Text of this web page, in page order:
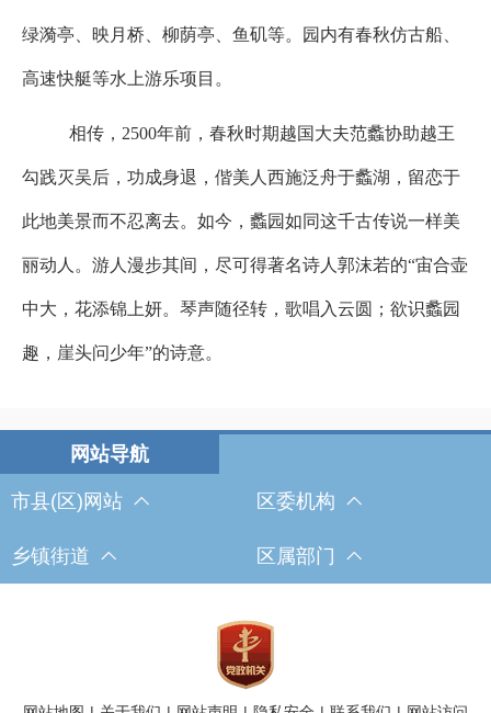
绿漪亭、映月桥、柳荫亭、鱼矶等。园内有春秋仿古船、
高速快艇等水上游乐项目。
相传，2500年前，春秋时期越国大夫范蠡协助越王
勾践灭吴后，功成身退，偕美人西施泛舟于蠡湖，留恋于
此地美景而不忍离去。如今，蠡园如同这千古传说一样美
丽动人。游人漫步其间，尽可得著名诗人郭沫若的“宙合壶
中大，花添锦上妍。琴声随径转，歌唱入云圆；欲识蠡园
趣，崖头问少年”的诗意。
市县(区)网站 区委机构
乡镇街道 区属部门